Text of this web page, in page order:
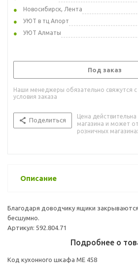
Новосибирск, Лента
УЮТ в тц Апорт
УЮТ Алматы
Под заказ
Наши менеджеры обязательно свяжутся с
условия заказа
Поделиться
Цена
магазина и может
розничных
Описание
Благодаря доводчику ящики
бесшумно.
Артикул: 592.804.71
Подробнее о
Код кухонного шкафа ME 458